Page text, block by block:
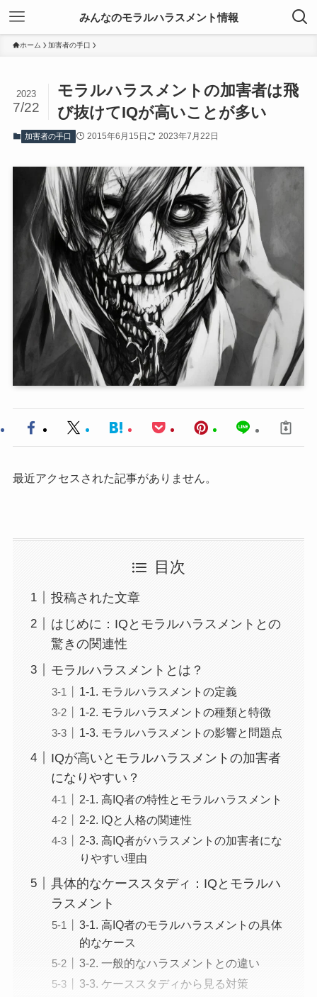
みんなのモラルハラスメント情報
ホーム 加害者の手口
モラルハラスメントの加害者は飛
び抜けてIQが高いことが多い
2023
7/22
加害者の手口 2015年6月15日 2023年7月22日
最近アクセスされた記事がありません。
目次
投稿された文章
はじめに：IQとモラルハラスメントとの
驚きの関連性
モラルハラスメントとは？
1-1. モラルハラスメントの定義
1-2. モラルハラスメントの種類と特徴
1-3. モラルハラスメントの影響と問題点
IQが高いとモラルハラスメントの加害者
になりやすい？
2-1. 高IQ者の特性とモラルハラスメント
2-2. IQと人格の関連性
2-3. 高IQ者がハラスメントの加害者にな
りやすい理由
具体的なケーススタディ：IQとモラルハ
ラスメント
3-1. 高IQ者のモラルハラスメントの具体
的なケース
3-2. 一般的なハラスメントとの違い
3-3. ケーススタディから見る対策